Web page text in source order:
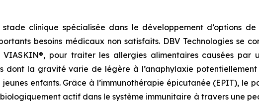
clinique spécialisée dans le développement d’options
besoins médicaux non satisfaits. DBV Technologies se
pour traiter les allergies alimentaires causées par
dont la gravité varie de légère à l’anaphylaxie potentiellement
enfants. Grâce à l’immunothérapie épicutanée (EPIT), le
actif dans le système immunitaire à travers une